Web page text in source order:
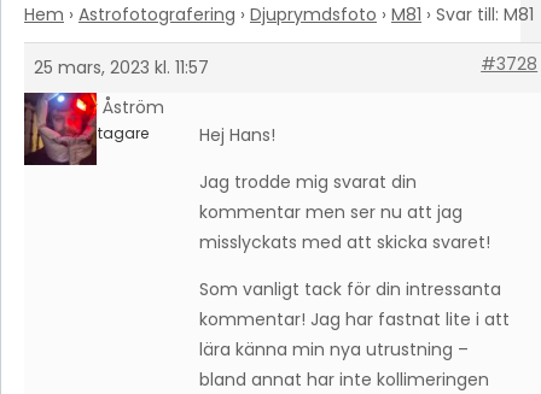
Hem › Astrofotografering › Djuprymdsfoto › M81 › Svar till: M81
25 mars, 2023 kl. 11:57
#3728
Petter Åström
Deltagare
Hej Hans!
Jag trodde mig svarat din
kommentar men ser nu att jag
misslyckats med att skicka svaret!
Som vanligt tack för din intressanta
kommentar! Jag har fastnat lite i att
lära känna min nya utrustning –
bland annat har inte kollimeringen